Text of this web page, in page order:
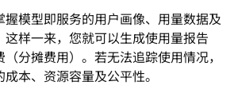
握模型即服务的用户画像、用量数据及
样一来，您就可以生成使用量报告
（分摊费用）。若无法追踪使用情况，
本、资源容量及公平性。